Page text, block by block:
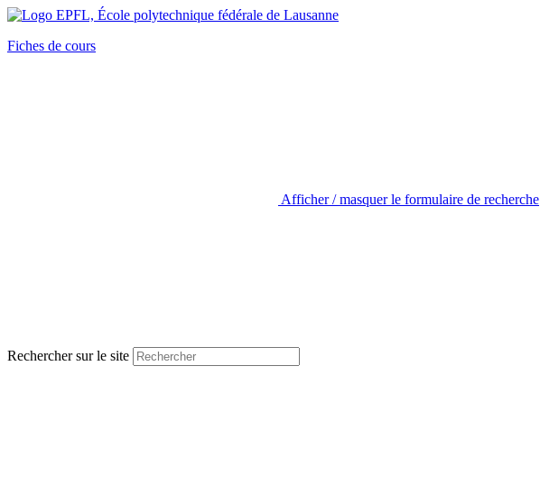
Fiches de cours
Afficher / masquer le formulaire de recherche
Rechercher sur le site